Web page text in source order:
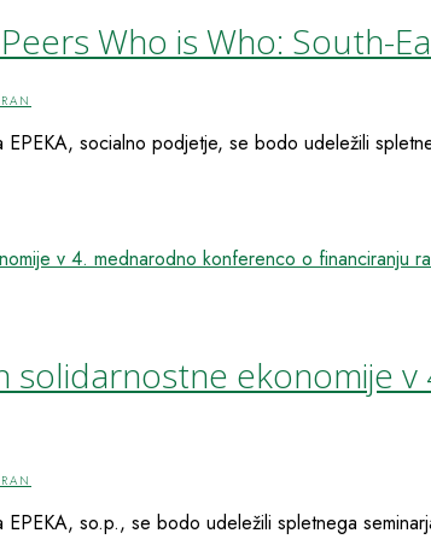
Who is Who: South-
socialno podjetje, se bodo udeležili
solidarnostne ekonomije
so.p., se bodo udeležili spletnega